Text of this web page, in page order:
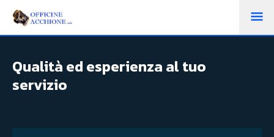
Qualità ed esperienza al tuo
servizio